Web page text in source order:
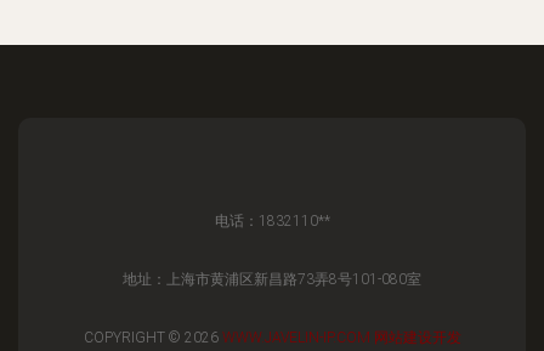
电话：1832110**
地址：上海市黄浦区新昌路73弄8号101-080室
COPYRIGHT © 2026 WWW.JAVELIN-IP.COM 网站建设开发